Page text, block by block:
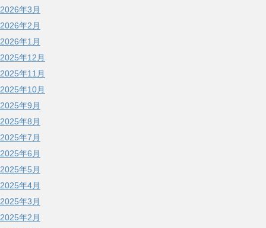
2026年3月
2026年2月
2026年1月
2025年12月
2025年11月
2025年10月
2025年9月
2025年8月
2025年7月
2025年6月
2025年5月
2025年4月
2025年3月
2025年2月